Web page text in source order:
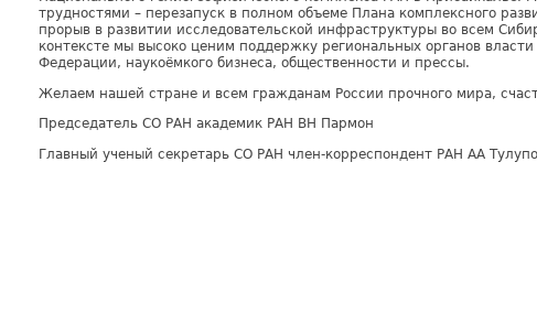
трудностями – перезапуск в полном объеме Плана комплексного
прорыв в развитии исследовательской инфраструктуры во всем
контексте мы высоко ценим поддержку региональных органов власти
Федерации, наукоёмкого бизнеса, общественности и прессы.
Желаем нашей стране и всем гражданам России прочного мира,
Председатель СО РАН академик РАН ВН Пармон
Главный ученый секретарь СО РАН член-корреспондент РАН АА